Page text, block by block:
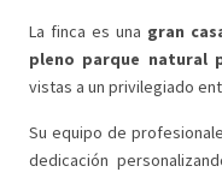
La finca es una gran
pleno parque natural
vistas a un privilegiado
Su equipo de
dedicación